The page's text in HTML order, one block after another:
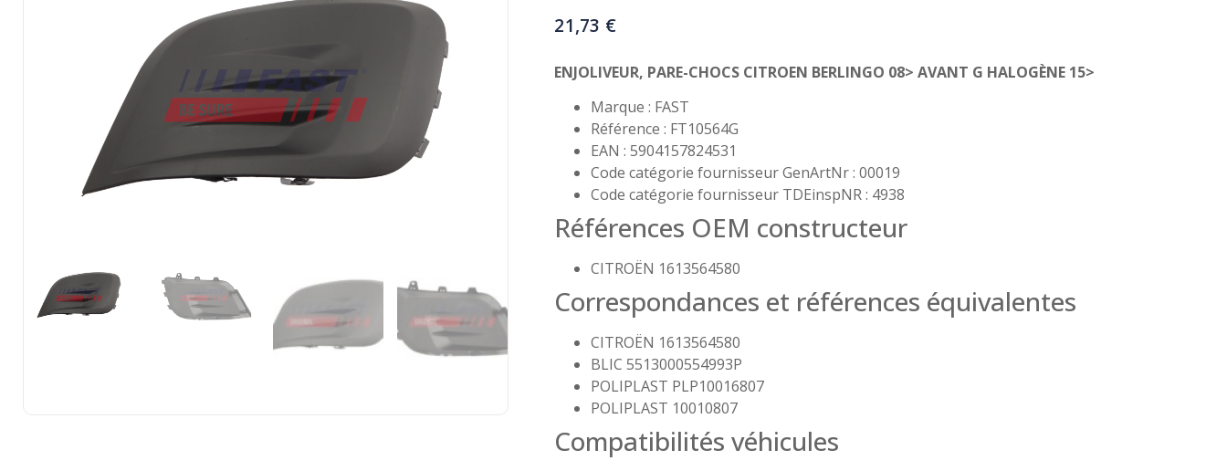
21,73 €
ENJOLIVEUR, PARE-CHOCS CITROEN BERLINGO 08> AVANT G HALOGÈNE 15>
Marque : FAST
Référence : FT10564G
EAN : 5904157824531
Code catégorie fournisseur GenArtNr : 00019
Code catégorie fournisseur TDEinspNR : 4938
Références OEM constructeur
CITROËN 1613564580
Correspondances et références équivalentes
CITROËN 1613564580
BLIC 5513000554993P
POLIPLAST PLP10016807
POLIPLAST 10010807
Compatibilités véhicules